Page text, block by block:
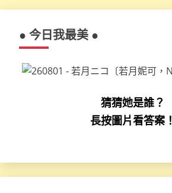
● 今日我最美 ●
猜猜她是誰？
長按圖片看答案！